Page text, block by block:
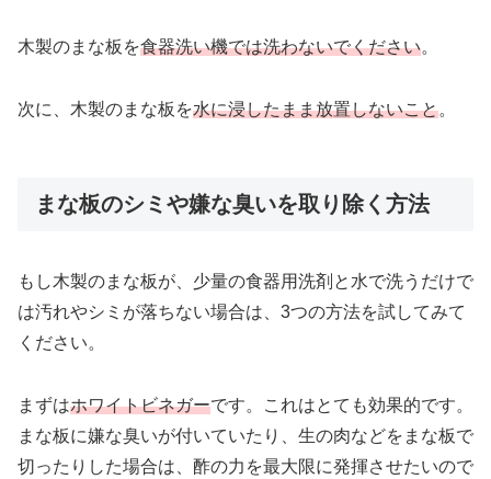
木製のまな板を食器洗い機では洗わないでください。
次に、木製のまな板を水に浸したまま放置しないこと。
まな板のシミや嫌な臭いを取り除く方法
もし木製のまな板が、少量の食器用洗剤と水で洗うだけで
は汚れやシミが落ちない場合は、3つの方法を試してみて
ください。
まずはホワイトビネガーです。これはとても効果的です。
まな板に嫌な臭いが付いていたり、生の肉などをまな板で
切ったりした場合は、酢の力を最大限に発揮させたいので